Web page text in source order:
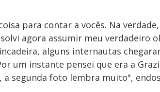
para contar a vocês. Na
agora assumir meu verdadeiro
alguns internautas
um instante pensei que era a
a segunda foto lembra muito",